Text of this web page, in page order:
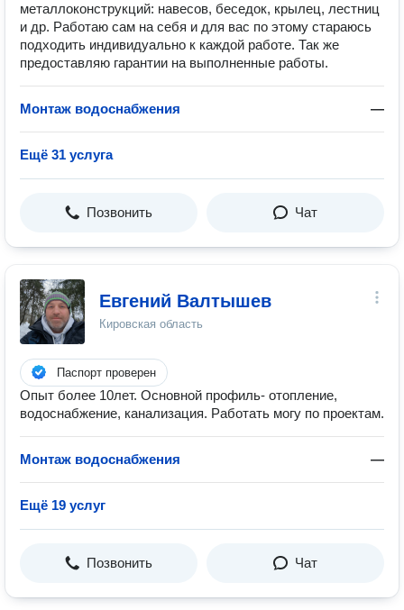
металлоконструкций: навесов, беседок, крылец, лестниц
и др. Работаю сам на себя и для вас по этому стараюсь
подходить индивидуально к каждой работе. Так же
предоставляю гарантии на выполненные работы.
Монтаж водоснабжения —
Ещё 31 услуга
Позвонить Чат
Евгений Валтышев
Кировская область
Паспорт проверен
Опыт более 10лет. Основной профиль- отопление,
водоснабжение, канализация. Работать могу по проектам.
Монтаж водоснабжения —
Ещё 19 услуг
Позвонить Чат